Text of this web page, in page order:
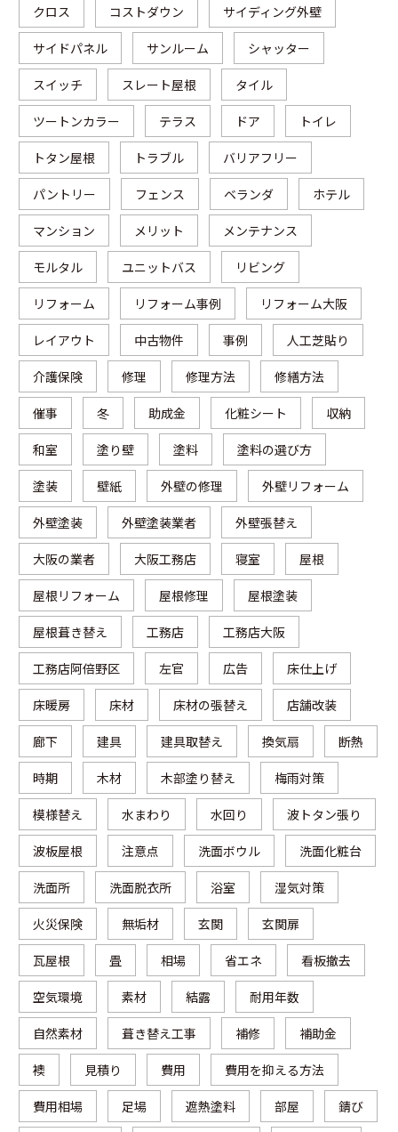
クロス コストダウン サイディング外壁
サイドパネル サンルーム シャッター
スイッチ スレート屋根 タイル
ツートンカラー テラス ドア トイレ
トタン屋根 トラブル バリアフリー
パントリー フェンス ベランダ ホテル
マンション メリット メンテナンス
モルタル ユニットバス リビング
リフォーム リフォーム事例 リフォーム大阪
レイアウト 中古物件 事例 人工芝貼り
介護保険 修理 修理方法 修繕方法
催事 冬 助成金 化粧シート 収納
和室 塗り壁 塗料 塗料の選び方
塗装 壁紙 外壁の修理 外壁リフォーム
外壁塗装 外壁塗装業者 外壁張替え
大阪の業者 大阪工務店 寝室 屋根
屋根リフォーム 屋根修理 屋根塗装
屋根葺き替え 工務店 工務店大阪
工務店阿倍野区 左官 広告 床仕上げ
床暖房 床材 床材の張替え 店舗改装
廊下 建具 建具取替え 換気扇 断熱
時期 木材 木部塗り替え 梅雨対策
模様替え 水まわり 水回り 波トタン張り
波板屋根 注意点 洗面ボウル 洗面化粧台
洗面所 洗面脱衣所 浴室 湿気対策
火災保険 無垢材 玄関 玄関扉
瓦屋根 畳 相場 省エネ 看板撤去
空気環境 素材 結露 耐用年数
自然素材 葺き替え工事 補修 補助金
襖 見積り 費用 費用を抑える方法
費用相場 足場 遮熱塗料 部屋 錆び